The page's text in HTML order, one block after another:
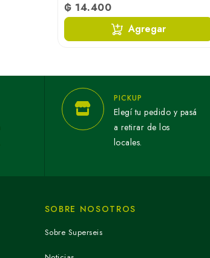
₲ 14.400
Agregar
PICKUP
Elegí tu pedido y pasá
a retirar de los
locales.
SOBRE NOSOTROS
Sobre Superseis